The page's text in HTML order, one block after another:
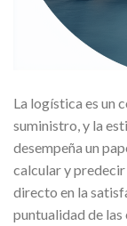
La logística es un
suministro, y la
desempeña un
calcular y
directo en la
puntualidad de las